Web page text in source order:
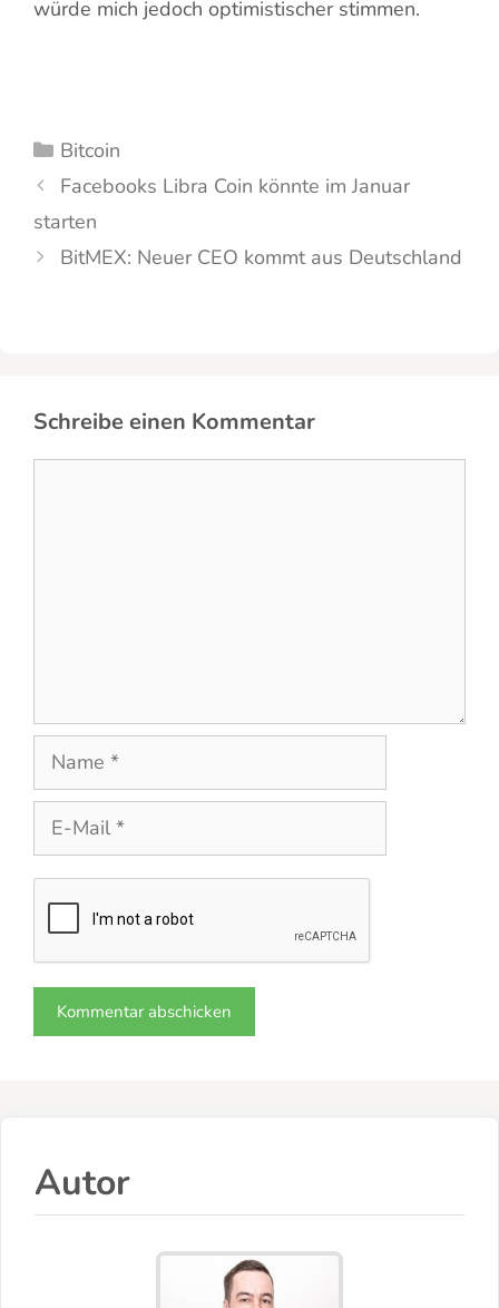
würde mich jedoch optimistischer stimmen.
Kategorien
Bitcoin
Facebooks Libra Coin könnte im Januar
starten
BitMEX: Neuer CEO kommt aus Deutschland
Schreibe einen Kommentar
Name
E-
Mail
Website
Autor